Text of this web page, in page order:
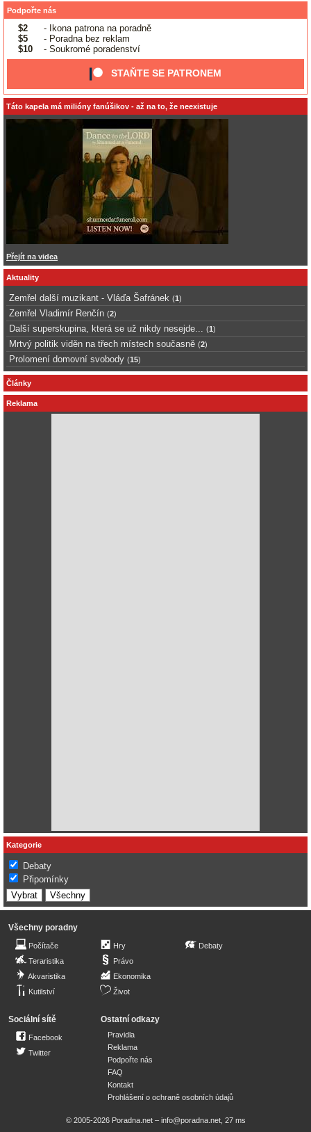
Podpořte nás
$2
- Ikona patrona na poradně
$5
- Poradna bez reklam
$10
- Soukromé poradenství
STAŇTE SE PATRONEM
Táto kapela má milióny fanúšikov - až na to, že neexistuje
Přejít na videa
Aktuality
Zemřel další muzikant - Vláďa Šafránek (1)
Zemřel Vladimír Renčín (2)
Další superskupina, která se už nikdy nesejde... (1)
Mrtvý politik viděn na třech místech současně (2)
Prolomení domovní svobody (15)
Články
Reklama
Kategorie
Debaty
Připomínky
Všechny poradny
Počítače
Teraristika
Akvaristika
Kutilství
Hry
Právo
Ekonomika
Život
Debaty
Sociální sítě
Facebook
Twitter
Ostatní odkazy
Pravidla
Reklama
Podpořte nás
FAQ
Kontakt
Prohlášení o ochraně osobních údajů
© 2005-2026 Poradna.net – info@poradna.net, 27 ms